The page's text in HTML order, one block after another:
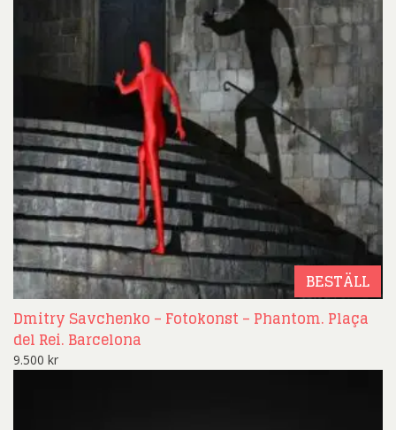
BESTÄLL
Dmitry Savchenko – Fotokonst – Phantom. Plaça
del Rei. Barcelona
9.500 kr